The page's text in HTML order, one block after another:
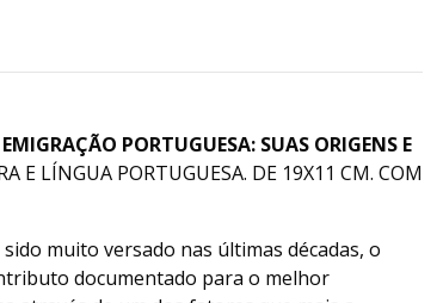
PORTUGUESA: SUAS ORIGENS E
E LÍNGUA PORTUGUESA. DE 19X11 CM. COM
muito versado nas últimas décadas, o
documentado para o melhor